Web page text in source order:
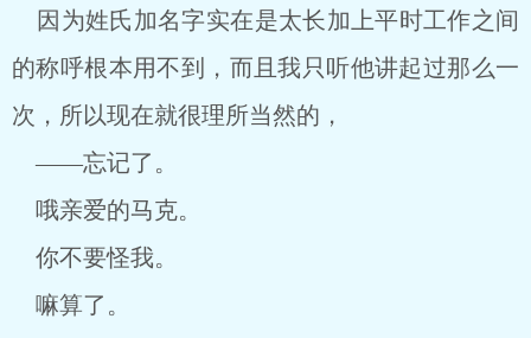
因为姓氏加名字实在是太长加上平时工作之间
的称呼根本用不到，而且我只听他讲起过那么一
次，所以现在就很理所当然的，
——忘记了。
哦亲爱的马克。
你不要怪我。
嘛算了。